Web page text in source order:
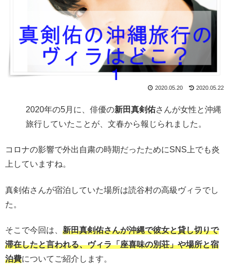
2020.05.22
2020.05.20
2020年の5月に、俳優の新田真剣佑さんが女性と沖縄
旅行していたことが、文春から報じられました。
コロナの影響で外出自粛の時期だったためにSNS上でも炎
上していますね。
真剣佑さんが宿泊していた場所は読谷村の高級ヴィラでし
た。
そこで今回は、 新田真剣佑さんが沖縄で彼女と貸し切りで
滞在したと言われる、ヴィラ「座喜味の別荘」や場所と宿
泊費についてご紹介します。